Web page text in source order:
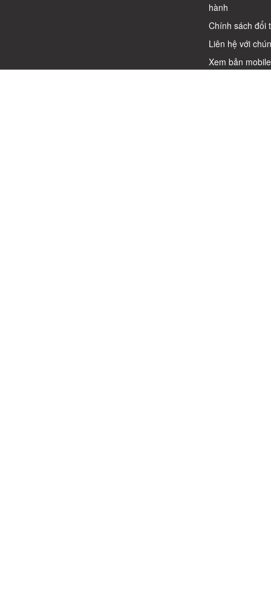
hành
Chính sách đổi
Liên hệ với
Xem bản